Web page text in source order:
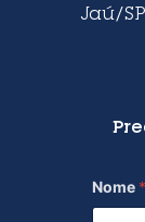
Jaú/SP
Nome *